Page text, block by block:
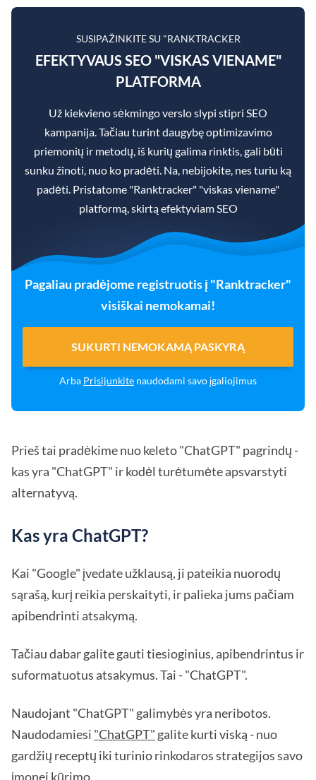
SUSIPAŽINKITE SU "RANKTRACKER
EFEKTYVAUS SEO "VISKAS VIENAME"
PLATFORMA
Už kiekvieno sėkmingo verslo slypi stipri SEO
kampanija. Tačiau turint daugybę optimizavimo
priemonių ir metodų, iš kurių galima rinktis, gali būti
sunku žinoti, nuo ko pradėti. Na, nebijokite, nes turiu ką
padėti. Pristatome "Ranktracker" "viskas viename"
platformą, skirtą efektyviam SEO
Pagaliau pradėjome registruotis į "Ranktracker"
visiškai nemokamai!
SUKURTI NEMOKAMĄ PASKYRĄ
Arba Prisijunkite naudodami savo įgaliojimus
Prieš tai pradėkime nuo keleto "ChatGPT" pagrindų -
kas yra "ChatGPT" ir kodėl turėtumėte apsvarstyti
alternatyvą.
Kas yra ChatGPT?
Kai "Google" įvedate užklausą, ji pateikia nuorodų
sąrašą, kurį reikia perskaityti, ir palieka jums pačiam
apibendrinti atsakymą.
Tačiau dabar galite gauti tiesioginius, apibendrintus ir
suformatuotus atsakymus. Tai - "ChatGPT".
Naudojant "ChatGPT" galimybės yra neribotos.
Naudodamiesi "ChatGPT" galite kurti viską - nuo
gardžių receptų iki turinio rinkodaros strategijos savo
įmonei kūrimo.